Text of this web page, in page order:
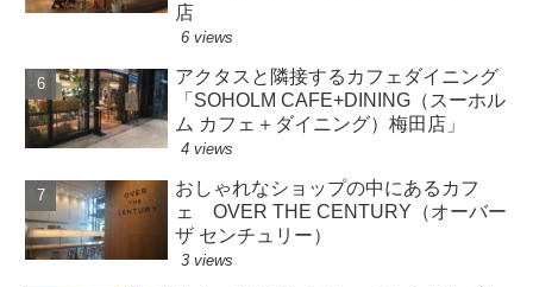
店
6 views
アクタスと隣接するカフェダイニング
「SOHOLM CAFE+DINING（スーホル
ム カフェ＋ダイニング）梅田店」
4 views
おしゃれなショップの中にあるカフ
ェ OVER THE CENTURY（オーバー
ザ センチュリー）
3 views